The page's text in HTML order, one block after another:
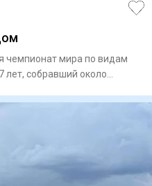
чемпионат мира по видам
лет, собравший около